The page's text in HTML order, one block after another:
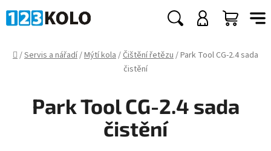
na
Hledat
KOŠÍK
Domů
/Servis a nářadí/Mýtí kola/Čištění řetězu/Park Tool CG-2.4 sada
čistění
Park Tool CG-2.4 sada
čistění